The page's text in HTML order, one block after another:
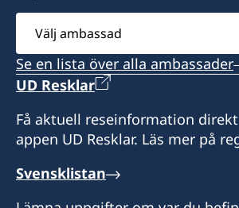
Välj
ambassad
Se en lista över alla ambassader
UD Resklar
Få aktuell reseinformation
appen UD Resklar. Läs mer på
Svensklistan